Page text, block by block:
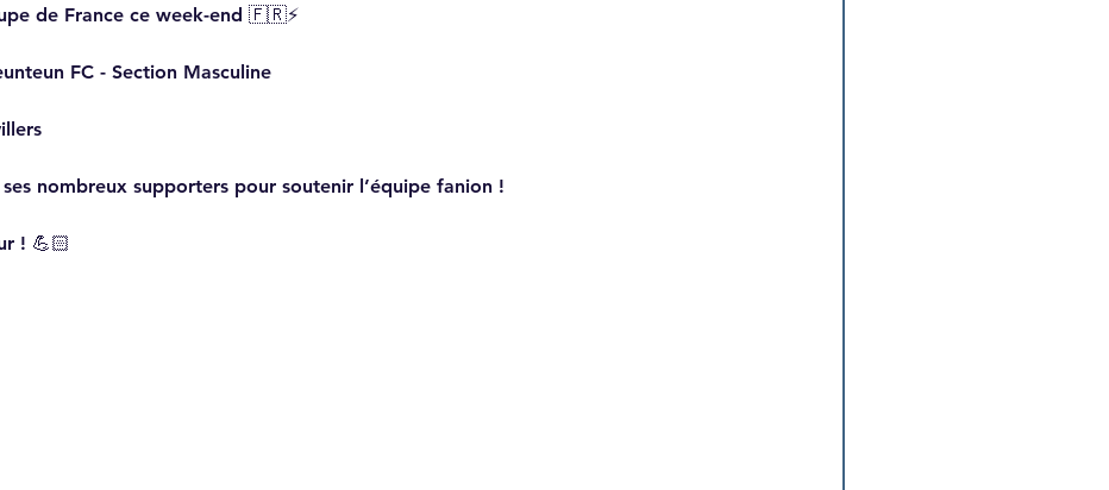
de France ce week-end 🇫🇷⚡️
FC - Section Masculine
ses nombreux supporters pour soutenir l’équipe fanion !
! 💪🏻